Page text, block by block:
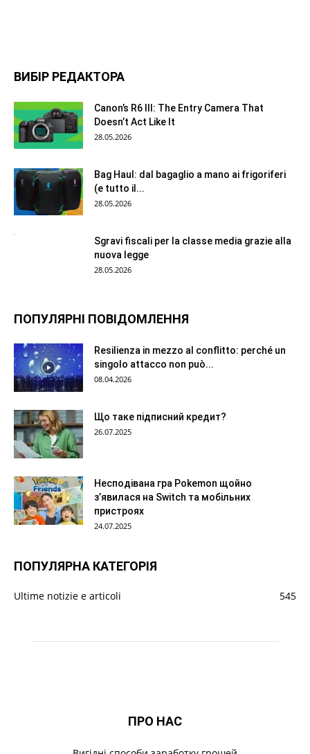
ВИБІР РЕДАКТОРА
Canon’s R6 III: The Entry Camera That
Doesn’t Act Like It
28.05.2026
Bag Haul: dal bagaglio a mano ai frigoriferi
(e tutto il...
28.05.2026
Sgravi fiscali per la classe media grazie alla
nuova legge
28.05.2026
ПОПУЛЯРНІ ПОВІДОМЛЕННЯ
Resilienza in mezzo al conflitto: perché un
singolo attacco non può...
08.04.2026
Що таке підписний кредит?
26.07.2025
Несподівана гра Pokemon щойно
з’явилася на Switch та мобільних
пристроях
24.07.2025
ПОПУЛЯРНА КАТЕГОРІЯ
Ultime notizie e articoli 545
ПРО НАС